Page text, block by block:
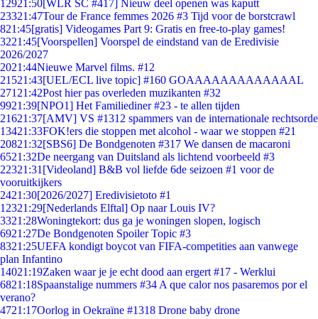
12921:50[WLR SC #417] Nieuw deel openen was kaputt
23321:47Tour de France femmes 2026 #3 Tijd voor de borstcrawl
821:45[gratis] Videogames Part 9: Gratis en free-to-play games!
3221:45[Voorspellen] Voorspel de eindstand van de Eredivisie
2026/2027
2021:44Nieuwe Marvel films. #12
21521:43[UEL/ECL live topic] #160 GOAAAAAAAAAAAAAL
271 21:42Post hier pas overleden muzikanten #32
9921:39[NPO1] Het Familiediner #23 - te allen tijden
21621:37[AMV] VS #1312 spammers van de internationale rechtsorde
13421:33FOK!ers die stoppen met alcohol - waar we stoppen #21
20821:32[SBS6] De Bondgenoten #317 We dansen de macaroni
6521:32De neergang van Duitsland als lichtend voorbeeld #3
22321:31 [Videoland] B&B vol liefde 6de seizoen #1 voor de
vooruitkijkers
2421:30[2026/2027] Eredivisietoto #1
12321:29[Nederlands Elftal] Op naar Louis IV?
3321:28Woningtekort: dus ga je woningen slopen, logisch
6921:27De Bondgenoten Spoiler Topic #3
8321:25UEFA kondigt boycot van FIFA-competities aan vanwege
plan Infantino
14021:19Zaken waar je je echt dood aan ergert #17 - Werklui
6821:18Spaanstalige nummers #34 A que calor nos pasaremos por el
verano?
4721:17Oorlog in Oekraïne #1318 Drone baby drone